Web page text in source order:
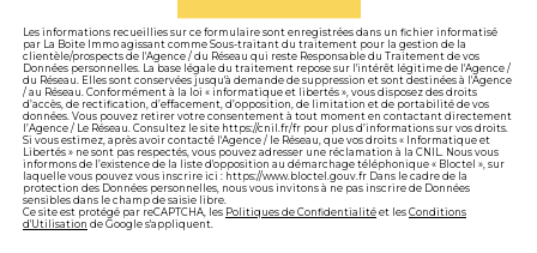
Les informations recueillies sur ce formulaire sont enregistrées dans un fichier informatisé
par La Boite Immo agissant comme Sous-traitant du traitement pour la gestion de la
clientèle/prospects de l'Agence / du Réseau qui reste Responsable du Traitement de vos
Données personnelles. La base légale du traitement repose sur l'intérêt légitime de l'Agence /
du Réseau. Elles sont conservées jusqu'à demande de suppression et sont destinées à l'Agence
/ au Réseau. Conformément à la loi « informatique et libertés », vous disposez des droits
d’accès, de rectification, d’effacement, d’opposition, de limitation et de portabilité de vos
données. Vous pouvez retirer votre consentement à tout moment en contactant directement
l’Agence / Le Réseau. Consultez le site https://cnil.fr/fr pour plus d’informations sur vos droits.
Si vous estimez, après avoir contacté l'Agence / le Réseau, que vos droits « Informatique et
Libertés » ne sont pas respectés, vous pouvez adresser une réclamation à la CNIL. Nous vous
informons de l’existence de la liste d'opposition au démarchage téléphonique « Bloctel », sur
laquelle vous pouvez vous inscrire ici : https://www.bloctel.gouv.fr Dans le cadre de la
protection des Données personnelles, nous vous invitons à ne pas inscrire de Données
sensibles dans le champ de saisie libre.
Ce site est protégé par reCAPTCHA, les Politiques de Confidentialité et les Conditions
d'Utilisation de Google s'appliquent.